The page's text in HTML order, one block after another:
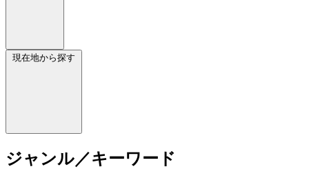
現在地から探す
ジャンル／キーワード